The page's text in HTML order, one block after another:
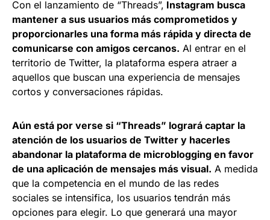
Con el lanzamiento de “Threads”, Instagram busca
mantener a sus usuarios más comprometidos y
proporcionarles una forma más rápida y directa de
comunicarse con amigos cercanos. Al entrar en el
territorio de Twitter, la plataforma espera atraer a
aquellos que buscan una experiencia de mensajes
cortos y conversaciones rápidas.
Aún está por verse si “Threads” logrará captar la
atención de los usuarios de Twitter y hacerles
abandonar la plataforma de microblogging en favor
de una aplicación de mensajes más visual. A medida
que la competencia en el mundo de las redes
sociales se intensifica, los usuarios tendrán más
opciones para elegir. Lo que generará una mayor